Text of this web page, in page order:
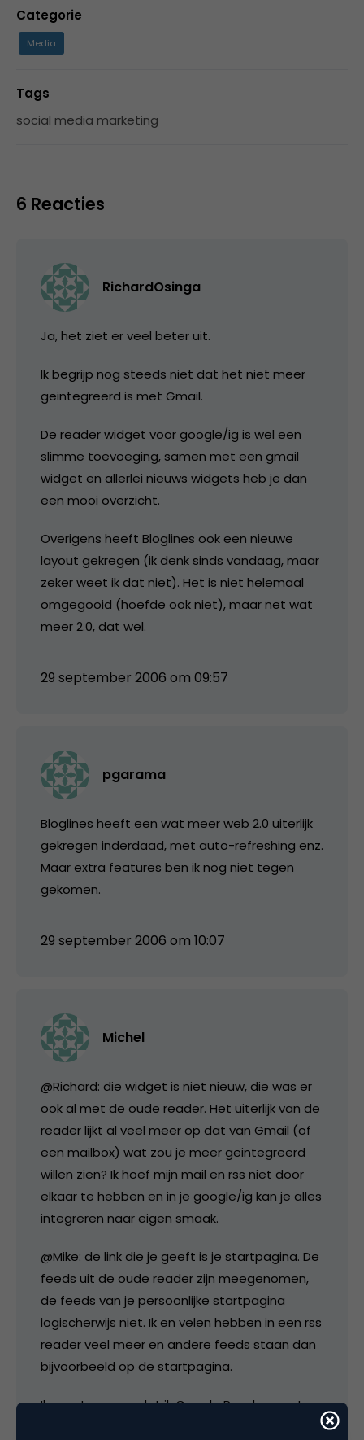
Categorie
Media
Tags
social media marketing
6 Reacties
RichardOsinga
Ja, het ziet er veel beter uit.
Ik begrijp nog steeds niet dat het niet meer
geintegreerd is met Gmail.
De reader widget voor google/ig is wel een
slimme toevoeging, samen met een gmail
widget en allerlei nieuws widgets heb je dan
een mooi overzicht.
Overigens heeft Bloglines ook een nieuwe
layout gekregen (ik denk sinds vandaag, maar
zeker weet ik dat niet). Het is niet helemaal
omgegooid (hoefde ook niet), maar net wat
meer 2.0, dat wel.
29 september 2006 om 09:57
pgarama
Bloglines heeft een wat meer web 2.0 uiterlijk
gekregen inderdaad, met auto-refreshing enz.
Maar extra features ben ik nog niet tegen
gekomen.
29 september 2006 om 10:07
Michel
@Richard: die widget is niet nieuw, die was er
ook al met de oude reader. Het uiterlijk van de
reader lijkt al veel meer op dat van Gmail (of
een mailbox) wat zou je meer geintegreerd
willen zien? Ik hoef mijn mail en rss niet door
elkaar te hebben en in je google/ig kan je alles
integreren naar eigen smaak.
@Mike: de link die je geeft is je startpagina. De
feeds uit de oude reader zijn meegenomen,
de feeds van je persoonlijke startpagina
logischerwijs niet. Ik en velen hebben in een rss
reader veel meer en andere feeds staan dan
bijvoorbeeld op de startpagina.
Ik moet zeggen dat ik Google Reader eerst
weinig handig vond, maar nu ben ik veel eerder